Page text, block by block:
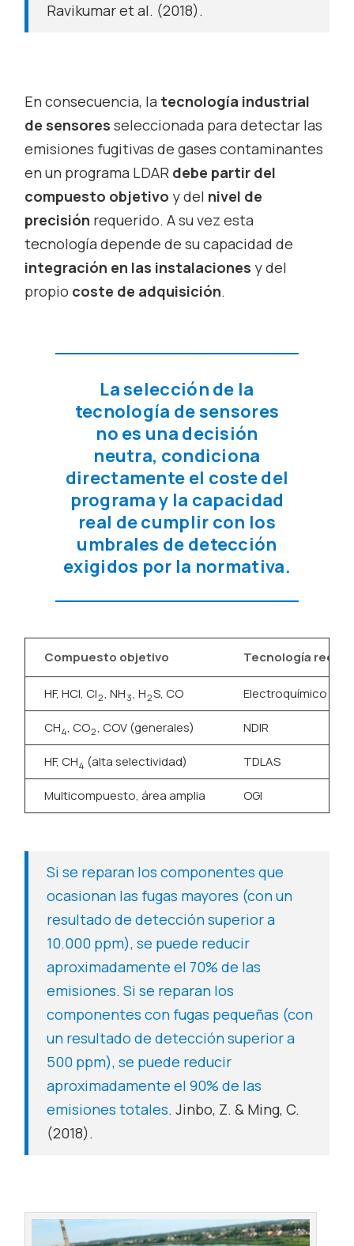
Ravikumar et al. (2018).
En consecuencia, la tecnología industrial
de sensoresseleccionada para detectar las
emisiones fugitivas de gases contaminantes
en un programa LDAR debe partir del
compuesto objetivo y del nivel de
precisión requerido. A su vez esta
tecnología depende de su capacidad de
integración en las instalaciones y del
propio coste de adquisición.
La selección de la
tecnología de sensores
no es una decisión
neutra, condiciona
directamente el coste del
programa y la capacidad
real de cumplir con los
umbrales de detección
exigidos por la normativa.
Compuesto objetivo Tecnología
HF, HCl, Cl2, NH 3, H2S, CO Electroquímico
CH4, CO2, COV (generales) NDIR
HF, CH4 (alta selectividad) TDLAS
Multicompuesto, área amplia OGI
Si se reparan los componentes que
ocasionan las fugas mayores (con un
resultado de detección superior a
10.000 ppm), se puede reducir
aproximadamente el 70% de las
emisiones. Si se reparan los
componentes con fugas pequeñas (con
un resultado de detección superior a
500 ppm), se puede reducir
aproximadamente el 90% de las
emisiones totales. Jinbo, Z. & Ming, C.
(2018).